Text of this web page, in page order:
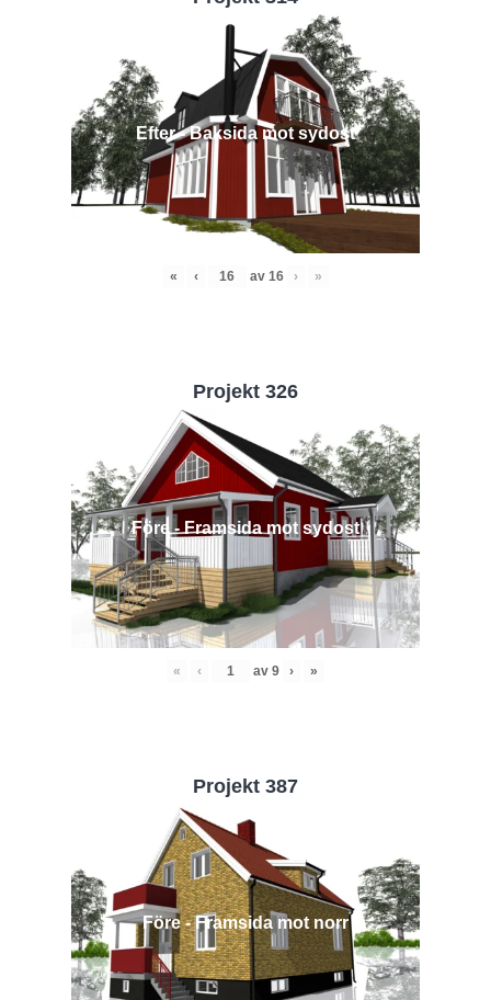
Efter - Baksida mot sydost
« ‹ av 16 › »
Projekt 326
Före - Framsida mot sydost
« ‹ av 9 › »
Projekt 387
Före - Framsida mot norr